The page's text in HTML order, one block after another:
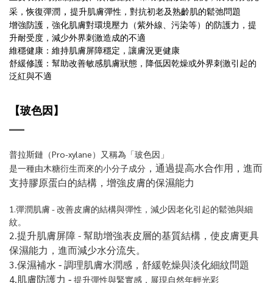
采，恢復彈潤 ， 提升肌膚彈性，對抗初老及熟齡肌的鬆弛問題
增強防護，強化肌膚對環境壓力（紫外線、污染等）的防護力，提
升耐受度，減少外界刺激造成的不適
維穩健康：維持肌膚屏障穩定，讓膚況更健康
舒緩修護：幫助改善敏感肌膚狀態，降低因乾燥或外界刺激引起的
泛紅與不適
【玻色因】
普拉斯鏈（Pro-xylane）又稱為「玻色因」
是一種由木糖衍生而來的小分子成分 ，通過提高水合作用，進而
支持膠原蛋白的結構，增強皮膚的保濕能力
1.彈潤肌膚 - 改善皮膚的結構與彈性，減少因老化引起的鬆弛與細
紋。
2.提升肌膚屏障 - 幫助增強表皮層的基質結構，使皮膚更具
保濕能力，進而減少水分流失。
3.保濕補水 -調理肌膚水潤感，舒緩乾燥與淡化細紋問題
4.肌膚防護力 - 提升彈性與緊實感，展現自然年輕光彩